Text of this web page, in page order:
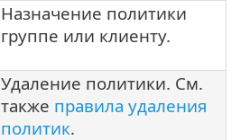
Назначение политики
группе или клиенту.
Удаление политики. См.
также правила удаления
политик.